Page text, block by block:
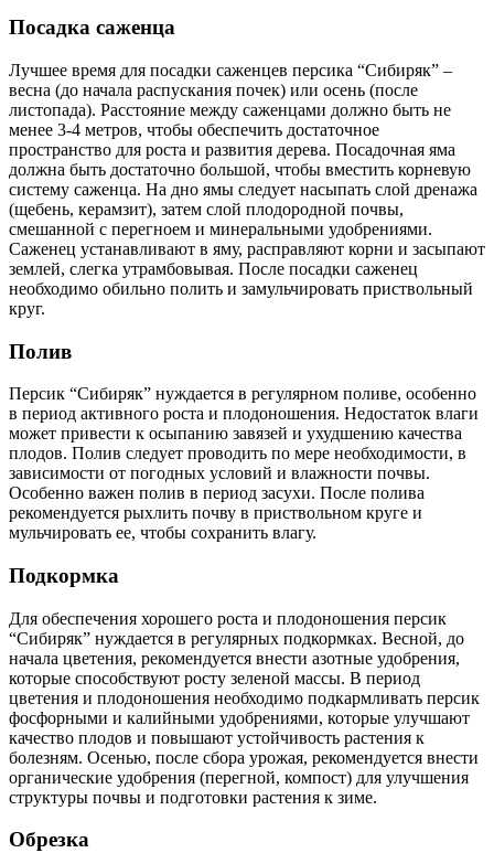
Посадка саженца
Лучшее время для посадки саженцев персика “Сибиряк” –
весна (до начала распускания почек) или осень (после
листопада). Расстояние между саженцами должно быть не
менее 3-4 метров, чтобы обеспечить достаточное
пространство для роста и развития дерева. Посадочная яма
должна быть достаточно большой, чтобы вместить корневую
систему саженца. На дно ямы следует насыпать слой дренажа
(щебень, керамзит), затем слой плодородной почвы,
смешанной с перегноем и минеральными удобрениями.
Саженец устанавливают в яму, расправляют корни и засыпают
землей, слегка утрамбовывая. После посадки саженец
необходимо обильно полить и замульчировать приствольный
круг.
Полив
Персик “Сибиряк” нуждается в регулярном поливе, особенно
в период активного роста и плодоношения. Недостаток влаги
может привести к осыпанию завязей и ухудшению качества
плодов. Полив следует проводить по мере необходимости, в
зависимости от погодных условий и влажности почвы.
Особенно важен полив в период засухи. После полива
рекомендуется рыхлить почву в приствольном круге и
мульчировать ее, чтобы сохранить влагу.
Подкормка
Для обеспечения хорошего роста и плодоношения персик
“Сибиряк” нуждается в регулярных подкормках. Весной, до
начала цветения, рекомендуется внести азотные удобрения,
которые способствуют росту зеленой массы. В период
цветения и плодоношения необходимо подкармливать персик
фосфорными и калийными удобрениями, которые улучшают
качество плодов и повышают устойчивость растения к
болезням. Осенью, после сбора урожая, рекомендуется внести
органические удобрения (перегной, компост) для улучшения
структуры почвы и подготовки растения к зиме.
Обрезка